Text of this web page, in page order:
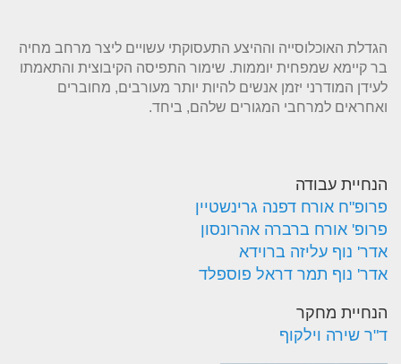
הגדלת האוכלוסייה וההיצע התעסוקתי עשויים ליצר מרחב מחיה
בר קיימא שמפחית יוממות. שימור התפיסה הקיבוצית והתאמתו
לעידן המודרני יזמן אנשים להיות יותר מעורבים, מחוברים
ואחראים למרחבי המגורים שלהם, ביחד.
הנחיית עבודה
פרופ"ח אורח דפנה גרינשטיין
פרופ' אורח ברברה אהרונסון
אדר' נוף עליזה ברוידא
אדר' נוף תמר דראל פוספלד
הנחיית מחקר
ד"ר שירה וילקוף